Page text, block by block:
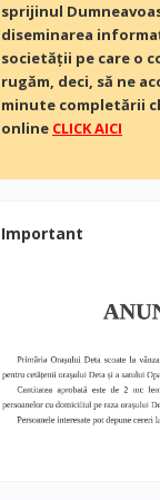
sprijinul
diseminarea
societății pe care o
rugăm, deci, să ne
minute completării
online CLICK AICI
Important